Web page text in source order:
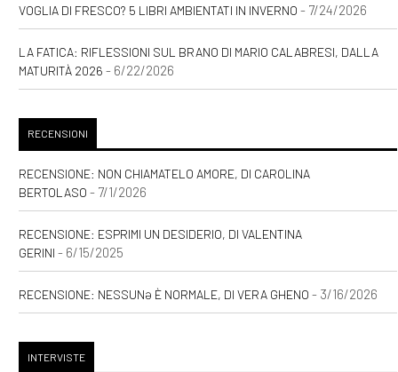
VOGLIA DI FRESCO? 5 LIBRI AMBIENTATI IN INVERNO - 7/24/2026
LA FATICA: RIFLESSIONI SUL BRANO DI MARIO CALABRESI, DALLA
MATURITÀ 2026 - 6/22/2026
RECENSIONI
RECENSIONE: NON CHIAMATELO AMORE, DI CAROLINA
BERTOLASO - 7/1/2026
RECENSIONE: ESPRIMI UN DESIDERIO, DI VALENTINA
GERINI - 6/15/2025
RECENSIONE: NESSUNƏ È NORMALE, DI VERA GHENO - 3/16/2026
INTERVISTE